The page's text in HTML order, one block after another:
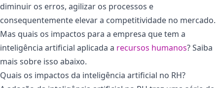
diminuir os erros, agilizar os processos e
consequentemente elevar a competitividade no mercado.
Mas quais os impactos para a empresa que tem a
inteligência artificial aplicada a recursos humanos? Saiba
mais sobre isso abaixo.
Quais os impactos da inteligência artificial no RH?